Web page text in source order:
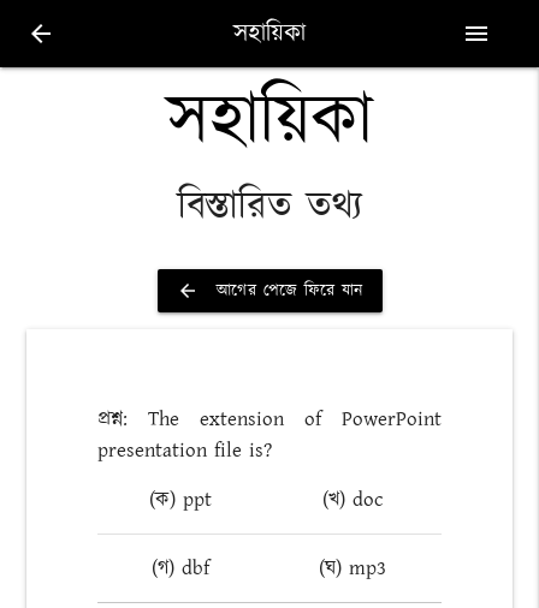
arrow_back সহায়িকা menu
সহায়িকা
বিস্তারিত তথ্য
arrow_back আগের পেজে ফিরে যান
প্রশ্ন: The extension of PowerPoint
presentation file is?
(ক) ppt
(খ) doc
(গ) dbf (ঘ) mp3